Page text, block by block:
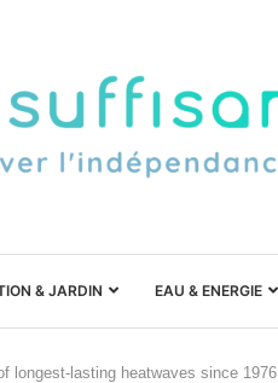
& JARDIN EAU & ENERGIE
longest-lasting heatwaves since 1976